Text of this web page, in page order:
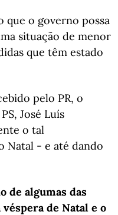
que o governo possa
situação de menor
que têm estado
pelo PR, o
José Luís
o tal
Natal - e até dando
de algumas das
de Natal e o